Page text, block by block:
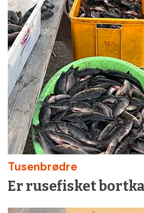
Tusenbrødre
Er rusefisket